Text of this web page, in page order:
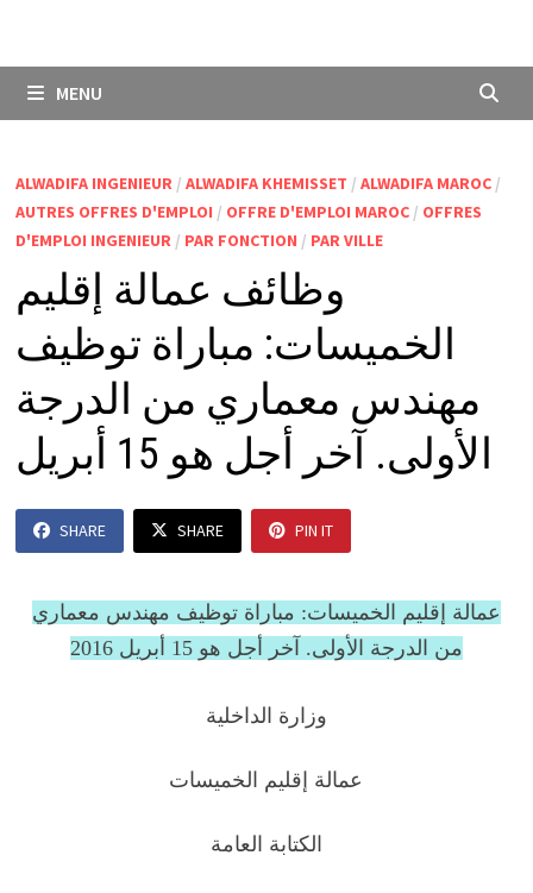
MENU
ALWADIFA INGENIEUR/ ALWADIFA KHEMISSET / ALWADIFA MAROC/
AUTRES OFFRES D'EMPLOI / OFFRE D'EMPLOI MAROC/ OFFRES
D'EMPLOI INGENIEUR/ PAR FONCTION / PAR VILLE
وظائف عمالة إقليم
الخميسات: مباراة توظيف
مهندس معماري من الدرجة
الأولى. آخر أجل هو 15 أبريل
SHARE SHARE PIN IT
عمالة إقليم الخميسات: مباراة توظيف مهندس معماري
من الدرجة الأولى. آخر أجل هو 15 أبريل 2016
وزارة الداخلية
عمالة إقليم الخميسات
الكتابة العامة